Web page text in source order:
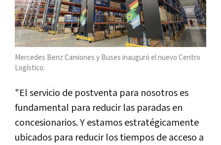
Mercedes Benz Camiones y Buses inauguró el nuevo Centro
Logístico.
"El servicio de postventa para nosotros es
fundamental para reducir las paradas en
concesionarios. Y estamos estratégicamente
ubicados para reducir los tiempos de acceso a